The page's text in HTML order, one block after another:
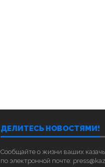
ДЕЛИТЕСЬ НОВОСТЯМИ!
Сообщайте о жизни ваших
по электронной почте: